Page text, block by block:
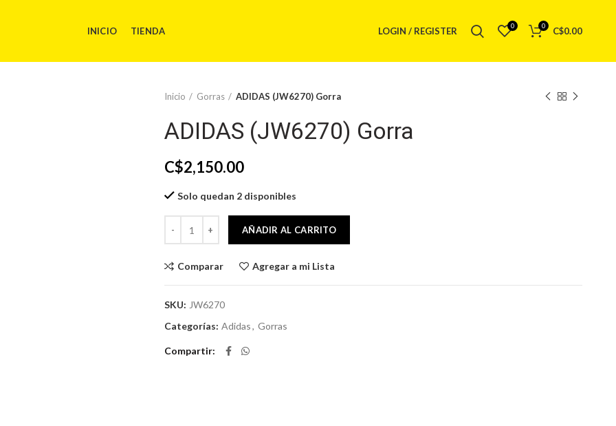
INICIO TIENDA LOGIN / REGISTER 0 0 C$0.00
Inicio Gorras ADIDAS (JW6270) Gorra
ADIDAS (JW6270) Gorra
C$2,150.00
Solo quedan 2 disponibles
AÑADIR AL CARRITO
Comparar Agregar a mi Lista
SKU: JW6270
Categorías: Adidas, Gorras
Compartir